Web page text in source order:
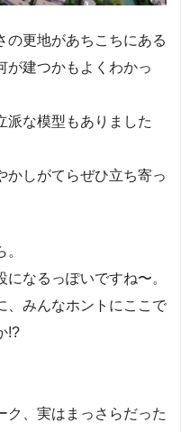
の更地があちこちにある
が建つかもよくわかっ
派な模型もありました
かしがてらぜひ立ち寄っ
。
なるっぽいですね〜。
、みんなホントにここで
!?
ク、実はまっさらだった